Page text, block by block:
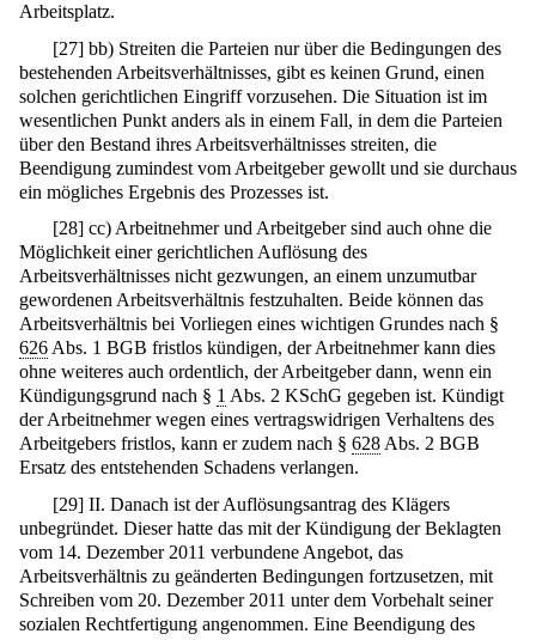
Arbeitsplatz.
[27] bb) Streiten die Parteien nur über die Bedingungen des
bestehenden Arbeitsverhältnisses, gibt es keinen Grund, einen
solchen gerichtlichen Eingriff vorzusehen. Die Situation ist im
wesentlichen Punkt anders als in einem Fall, in dem die Parteien
über den Bestand ihres Arbeitsverhältnisses streiten, die
Beendigung zumindest vom Arbeitgeber gewollt und sie durchaus
ein mögliches Ergebnis des Prozesses ist.
[28] cc) Arbeitnehmer und Arbeitgeber sind auch ohne die
Möglichkeit einer gerichtlichen Auflösung des
Arbeitsverhältnisses nicht gezwungen, an einem unzumutbar
gewordenen Arbeitsverhältnis festzuhalten. Beide können das
Arbeitsverhältnis bei Vorliegen eines wichtigen Grundes nach §
626Abs. 1 BGB fristlos kündigen, der Arbeitnehmer kann dies
ohne weiteres auch ordentlich, der Arbeitgeber dann, wenn ein
Kündigungsgrund nach § 1 Abs. 2 KSchG gegeben ist. Kündigt
der Arbeitnehmer wegen eines vertragswidrigen Verhaltens des
Arbeitgebers fristlos, kann er zudem nach § 628Abs. 2 BGB
Ersatz des entstehenden Schadens verlangen.
[29] II. Danach ist der Auflösungsantrag des Klägers
unbegründet. Dieser hatte das mit der Kündigung der Beklagten
vom 14. Dezember 2011 verbundene Angebot, das
Arbeitsverhältnis zu geänderten Bedingungen fortzusetzen, mit
Schreiben vom 20. Dezember 2011 unter dem Vorbehalt seiner
sozialen Rechtfertigung angenommen. Eine Beendigung des